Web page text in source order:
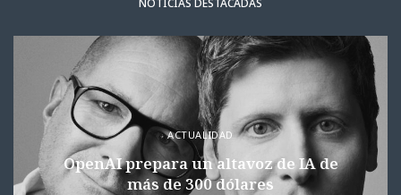
NOTICIAS DESTACADAS
ACTUALIDAD
OpenAI prepara un altavoz de IA de
más de 300 dólares